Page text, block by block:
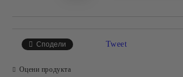
Сподели Tweet
Оцени продукта